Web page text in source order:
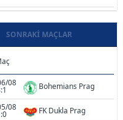
SONRAKI MAÇLAR
08 Bohemians Prag
08 FK Dukla Prag